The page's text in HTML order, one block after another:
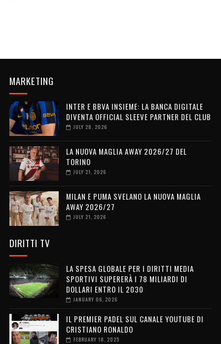
MARKETING
INTER E BBVA INSIEME: LA BANCA DIGITALE
DIVENTA OFFICIAL SLEEVE PARTNER DEL CLUB
JULY 28, 2026
LA NUOVA MAGLIA AWAY 2026/27 DEL
TORINO
JULY 21, 2026
MILAN E PUMA SVELANO LA NUOVA MAGLIA
AWAY 2026/27
JULY 21, 2026
DIRITTI TV
LA SPESA GLOBALE PER I DIRITTI MEDIA
SPORTIVI SUPERERÀ I 78 MILIARDI DI
DOLLARI ENTRO IL 2030
JANUARY 06, 2026
IL PREMIER PADEL SUL CANALE YOUTUBE DI
CRISTIANO RONALDO
FEBRUARY 18, 2025